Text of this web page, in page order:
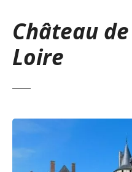
Château
Loire